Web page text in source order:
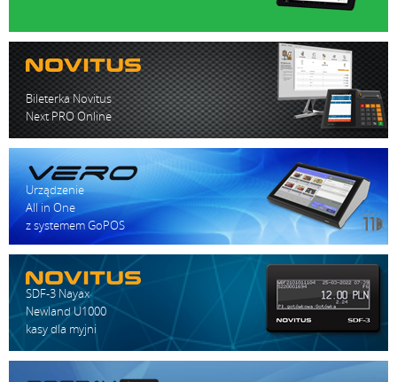
Bileterka Novitus
Next PRO Online
Urządzenie
All in One
z systemem GoPOS
SDF-3 Nayax
Newland U1000
kasy dla myjni